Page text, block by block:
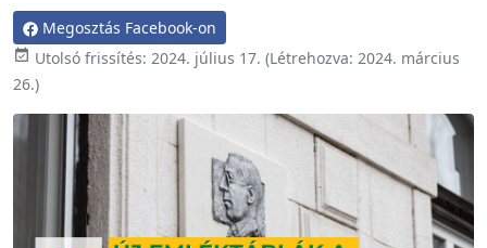
Megosztás Facebook-on
 Utolsó frissítés: 2024. július 17. (Létrehozva: 2024. március
26.)